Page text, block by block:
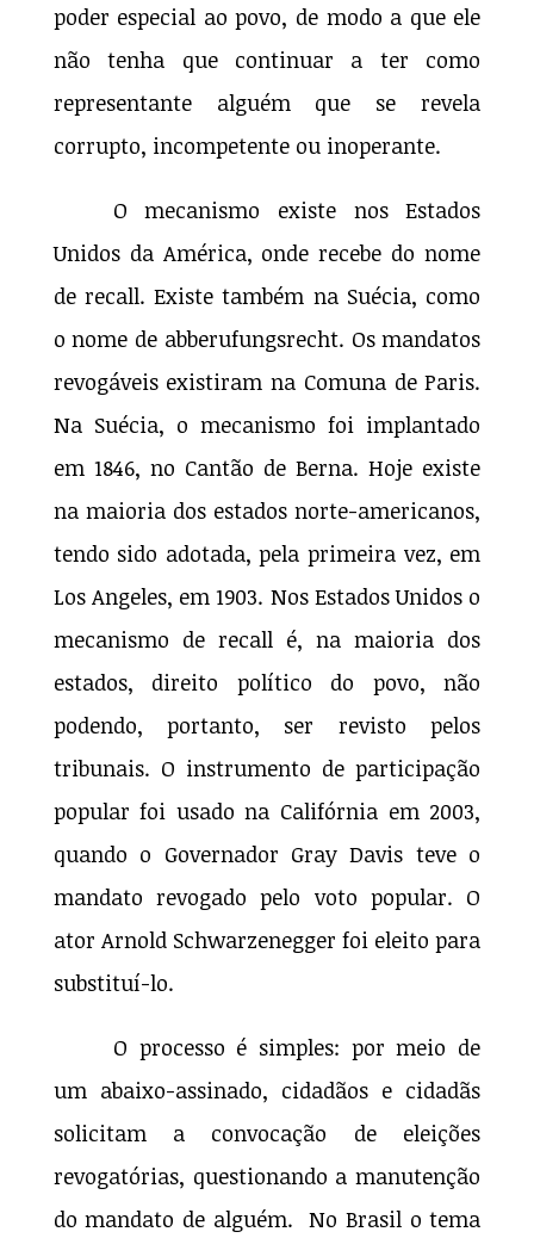
poder especial ao povo, de modo a que ele
não tenha que continuar a ter como
representante alguém que se revela
corrupto, incompetente ou inoperante.
O mecanismo existe nos Estados
Unidos da América, onde recebe do nome
de recall. Existe também na Suécia, como
o nome de abberufungsrecht. Os mandatos
revogáveis existiram na Comuna de Paris.
Na Suécia, o mecanismo foi implantado
em 1846, no Cantão de Berna. Hoje existe
na maioria dos estados norte-americanos,
tendo sido adotada, pela primeira vez, em
Los Angeles, em 1903. Nos Estados Unidos o
mecanismo de recall é, na maioria dos
estados, direito político do povo, não
podendo, portanto, ser revisto pelos
tribunais. O instrumento de participação
popular foi usado na Califórnia em 2003,
quando o Governador Gray Davis teve o
mandato revogado pelo voto popular. O
ator Arnold Schwarzenegger foi eleito para
substituí-lo.
O processo é simples: por meio de
um abaixo-assinado, cidadãos e cidadãs
solicitam a convocação de eleições
revogatórias, questionando a manutenção
do mandato de alguém. No Brasil o tema